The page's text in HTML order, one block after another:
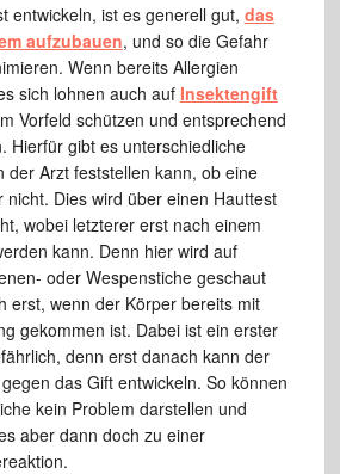
entwickeln, ist es generell gut, das
aufzubauen, und so die Gefahr
Wenn bereits Allergien
sich lohnen auch auf Insektengift
Vorfeld schützen und entsprechend
Hierfür gibt es unterschiedliche
der Arzt feststellen kann, ob eine
nicht. Dies wird über einen Hauttest
wobei letzterer erst nach einem
kann. Denn hier wird auf
oder Wespenstiche geschaut
erst, wenn der Körper bereits mit
gekommen ist. Dabei ist ein erster
denn erst danach kann der
das Gift entwickeln. So können
kein Problem darstellen und
aber dann doch zu einer